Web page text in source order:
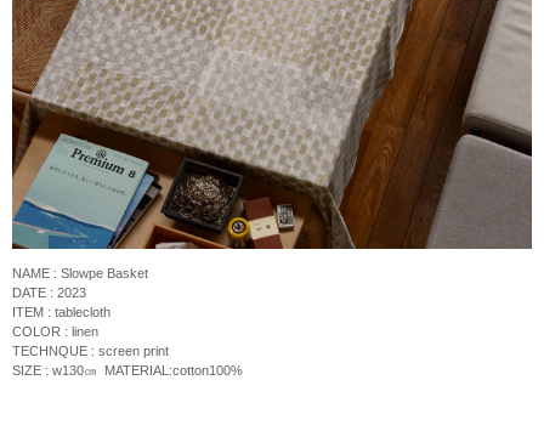
NAME : Slowpe Basket
DATE : 2023
ITEM : tablecloth
COLOR : linen
TECHNQUE : screen print
SIZE : w130㎝ MATERIAL:cotton100%